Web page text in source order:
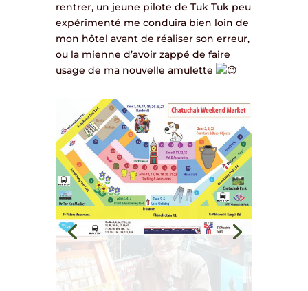
rentrer, un jeune pilote de Tuk Tuk peu
expérimenté me conduira bien loin de
mon hôtel avant de réaliser son erreur,
ou la mienne d’avoir zappé de faire
usage de ma nouvelle amulette